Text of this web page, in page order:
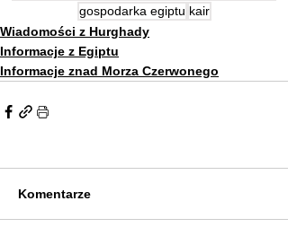
gospodarka egiptu kair
Wiadomości z Hurghady
Informacje z Egiptu
Informacje znad Morza Czerwonego
Komentarze